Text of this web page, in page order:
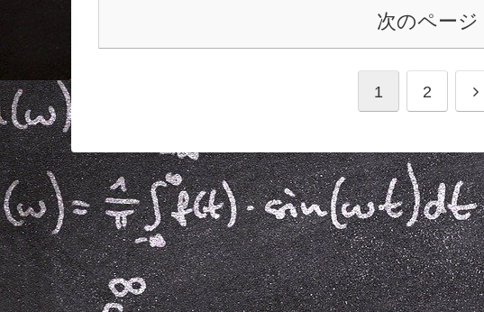
次のページ
1 2